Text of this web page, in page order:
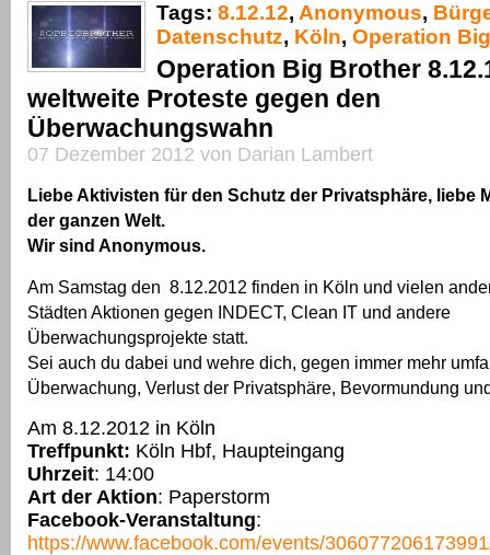
Tags: 8.12.12, Anonymous,
Datenschutz, Köln, Operation
Operation Big Brother
weltweite Proteste gegen den
Überwachungswahn
07 Dezember 2012 von Darian Lambert
Liebe Aktivisten für den Schutz der Privatsphäre, liebe
der ganzen Welt.
Wir sind Anonymous.
Am Samstag den 8.12.2012 finden in Köln und vielen
Städten Aktionen gegen INDECT, Clean IT und andere
Überwachungsprojekte statt.
Sei auch du dabei und wehre dich, gegen immer mehr
Überwachung, Verlust der Privatsphäre, Bevormundung
Am 8.12.2012 in Köln
Treffpunkt: Köln Hbf, Haupteingang
Uhrzeit: 14:00
Art der Aktion: Paperstorm
Facebook-Veranstaltung:
https://www.facebook.com/events/